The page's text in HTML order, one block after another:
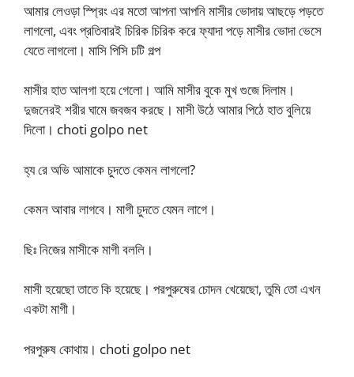
আমার লেওড়া স্প্রিং এর মতো আপনা আপনি মাসীর ভোদায় আছড়ে পড়তে
লাগলো, এবং প্রতিবারই চিরিক চিরিক করে ফ্যাদা পড়ে মাসীর ভোদা ভেসে
যেতে লাগলো। মাসি পিসি চটি গল্প
মাসীর হাত আলগা হয়ে গেলো। আমি মাসীর বুকে মুখ গুজে দিলাম।
দুজনেরই শরীর ঘামে জবজব করছে। মাসী উঠে আমার পিঠে হাত বুলিয়ে
দিলো। choti golpo net
হ্য রে অভি আমাকে চুদতে কেমন লাগলো?
কেমন আবার লাগবে। মাগী চুদতে যেমন লাগে।
ছিঃ নিজের মাসীকে মাগী বললি।
মাসী হয়েছো তাতে কি হয়েছে। পরপুরুষের চোদন খেয়েছো, তুমি তো এখন
একটা মাগী।
পরপুরুষ কোথায়। choti golpo net